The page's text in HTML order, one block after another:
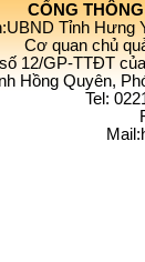
CỔNG
Tỉnh Hưng
Cơ quan chủ
12/GP-TTĐT
Hồng Quyên,
Tel: